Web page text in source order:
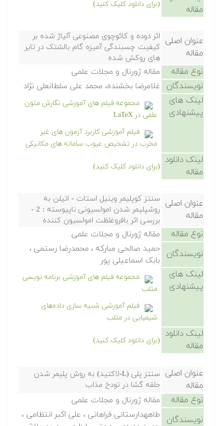
مقاله
(برای دانلود کلیک کنید)
عنوان اصلی
مقاله
اثر دوده و کائوچوی مصنوعی آلیاژ شده بر
کیفیت چسبندگی آمیزه گام بالشتک در تایر
های روکش شده
نوع مقاله مقاله ژورنال و مجلات علمی
نویسندگان غلامرضا بخشنده، محمد علی سلطانعلی نژاد
لینک های
پیشنهادی
مجموعه فیلم های آموزشی نگارش متون
علمی در LaTeX
فیلم آموزشی کاربرد آزمون های غیر
مخرب در تشخیص عیوب سامانه های مکانیکی
لینک دانلود
مقاله
(برای دانلود کلیک کنید)
عنوان اصلی
مقاله
سنتز کوپلیمر وینیل استات - اتیلن به
روشپلیمر شدن امولسیونی ناپیوسته : 2 -
بررسی اثر بافروغلظت امولسیون کننده
نوع مقاله مقاله ژورنال و مجلات علمی
نویسندگان
حمید صالحی مبارکه ، محمدرضا رستمی ،
بابک اسماعیلی پور
لینک های
پیشنهادی
مجموعه فیلم های آموزشی برنامه نویسی
متلب
فیلم آموزشی شبیه سازی داده‌های
شیمیایی در متلب
لینک دانلود
مقاله
(برای دانلود کلیک کنید)
عنوان اصلی
مقاله
سنتز پلی (L-لاکتید) به روش پلیمر شدن
حلقه گشا در تودخ مذاب
نوع مقاله مقاله ژورنال و مجلات علمی
نویسندگان
طاههدارستانی فراهانی ، علی اکبر انتظامی ،